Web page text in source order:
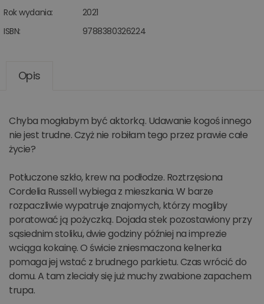
Rok wydania:
2021
ISBN:
9788380326224
Opis
Chyba mogłabym być aktorką. Udawanie kogoś innego
nie jest trudne. Czyż nie robiłam tego przez prawie całe
życie?
Potłuczone szkło, krew na podłodze. Roztrzęsiona
Cordelia Russell wybiega z mieszkania. W barze
rozpaczliwie wypatruje znajomych, którzy mogliby
poratować ją pożyczką. Dojada stek pozostawiony przy
sąsiednim stoliku, dwie godziny później na imprezie
wciąga kokainę. O świcie zniesmaczona kelnerka
pomaga jej wstać z brudnego parkietu. Czas wrócić do
domu. A tam zleciały się już muchy zwabione zapachem
trupa.